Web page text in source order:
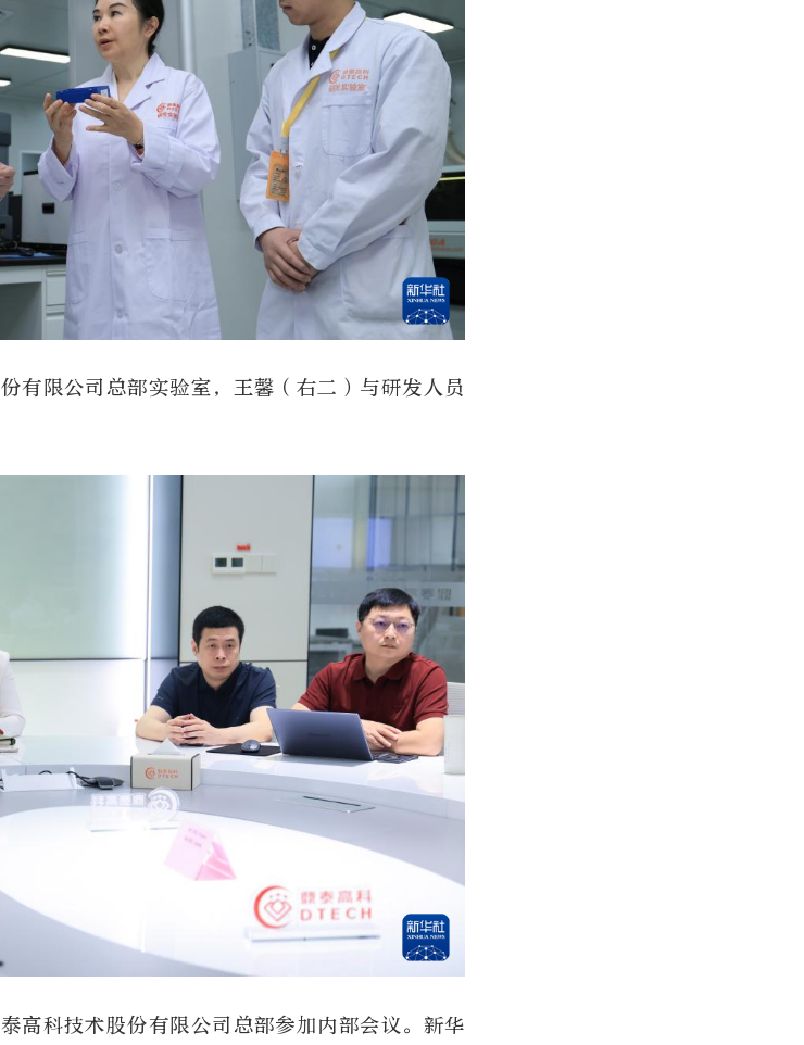
有限公司总部实验室，王馨（右二）与研发人员
高科技术股份有限公司总部参加内部会议。新华